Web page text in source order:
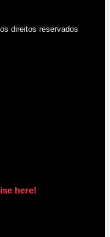
direitos reservados
here!